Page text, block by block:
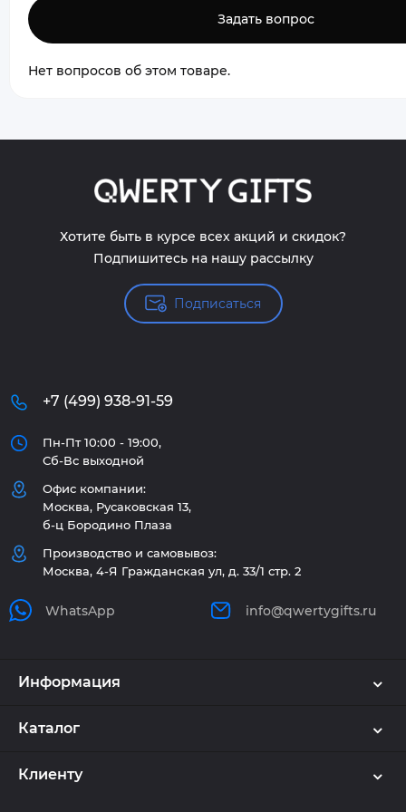
Задать вопрос
Нет вопросов об этом товаре.
Хотите быть в курсе всех акций и скидок?
Подпишитесь на нашу рассылку
Подписаться
+7 (499) 938-91-59
Пн-Пт 10:00 - 19:00,
Сб-Вс выходной
Офис компании:
Москва, Русаковская 13,
б-ц Бородино Плаза
Производство и самовывоз:
Москва, 4-Я Гражданская ул, д. 33/1 стр. 2
WhatsApp info@qwertygifts.ru
Информация
Каталог
Клиенту